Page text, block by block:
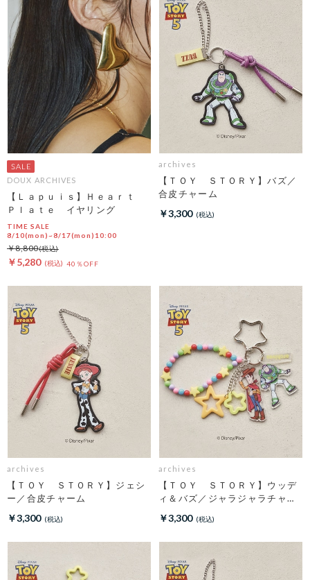
DOUX ARCHIVES
【Ｌａｐｕｉｓ】Ｈｅａｒｔ
Ｐｌａｔｅ イヤリング
TIME SALE
8/10(mon)~8/17(mon)10:00
￥5,280 40％OFF
￥8,800
archives
【ＴＯＹ ＳＴＯＲＹ】バズ／
合皮チャーム
￥3,300
archives
【ＴＯＹ ＳＴＯＲＹ】ジェシ
ー／合皮チャーム
￥3,300
archives
【ＴＯＹ ＳＴＯＲＹ】ウッデ
ィ＆バズ／ジャラジャラチャー
ム
￥3,300